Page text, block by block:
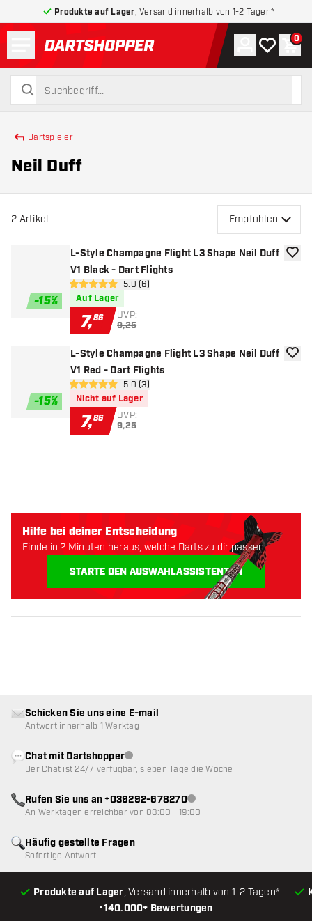
Produkte auf Lager , Versand innerhalb von 1-2 Tagen*
zurück zur Startseite
suchen
suchen
Konto
Meine 0
Dartspieler
Neil Duff
2 Artikel Empfohlen
-15%
L-Style Champagne Flight L3 Shape Neil Duff
V1 Black - Dart Flights
Bewertungsbereich öffnen
5 Bewertungssterne
5.0 (6)
Auf Lager
7,86 UVP:
9,25
Zur
-15%
L-Style Champagne Flight L3 Shape Neil Duff
V1 Red - Dart Flights
Bewertungsbereich öffnen
5 Bewertungssterne
5.0 (3)
Nicht auf Lager
7,86 UVP:
9,25
Zur
Hilfe bei deiner Entscheidung
Finde in 2 Minuten heraus, welche Darts zu dir passen.
STARTE DEN AUSWAHLASSISTENTEN
•140.000+ Bewertungen
Produkte auf Lager, Versand innerhalb von 1-2 Tagen*
Häufig gestellte Fragen
Sofortige Antwort
Schicken Sie uns eine E-mail
Antwort innerhalb 1 Werktag
Chat mit DartshopperKundenservice nicht verfügbar
Der Chat ist 24/7 verfügbar, sieben Tage die Woche
Rufen Sie uns an +039292-678270Kundenservice nicht
An Werktagen erreichbar von 08:00 - 19:00